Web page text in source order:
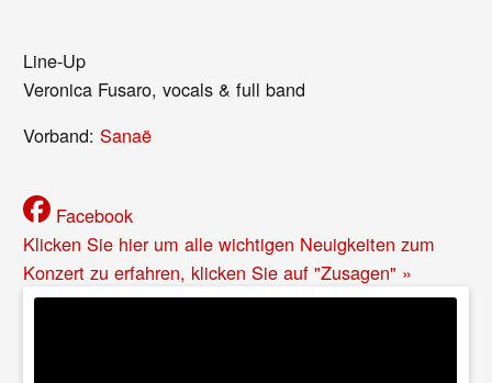
Line-Up
Veronica Fusaro, vocals & full band
Vorband:Sanaë
Facebook
Klicken Sie hier um alle wichtigen Neuigkeiten zum
Konzert zu erfahren, klicken Sie auf "Zusagen" »